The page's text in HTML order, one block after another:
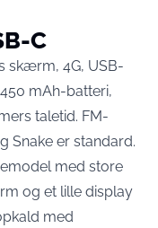
C
skærm, 4G, USB-
mAh-batteri,
taletid. FM-
Snake er standard.
med store
og et lille display
med